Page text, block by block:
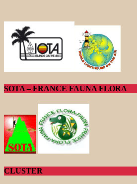
SOTA – FRANCE FAUNA FLORA
CLUSTER